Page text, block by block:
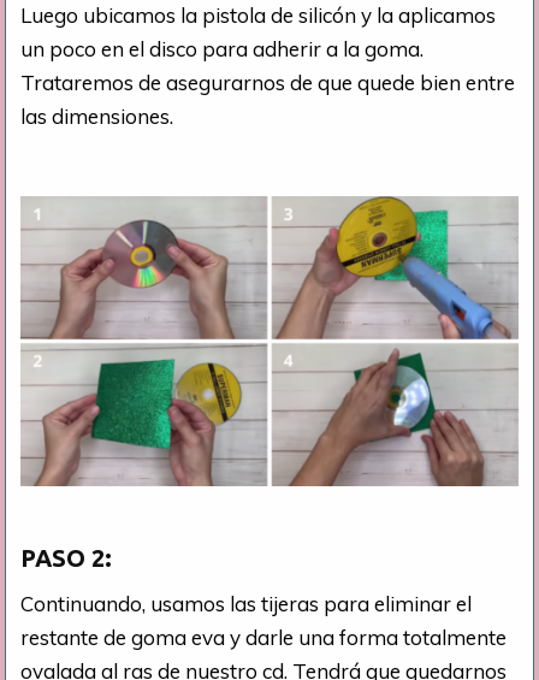
Luego ubicamos la pistola de silicón y la aplicamos
un poco en el disco para adherir a la goma.
Trataremos de asegurarnos de que quede bien entre
las dimensiones.
PASO 2:
Continuando, usamos las tijeras para eliminar el
restante de goma eva y darle una forma totalmente
ovalada al ras de nuestro cd. Tendrá que quedarnos